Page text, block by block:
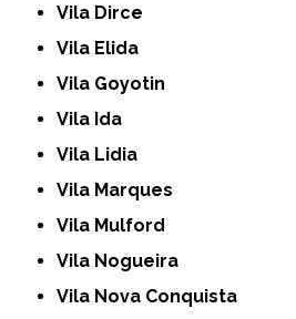
Vila Dirce
Vila Elida
Vila Goyotin
Vila Ida
Vila Lidia
Vila Marques
Vila Mulford
Vila Nogueira
Vila Nova Conquista